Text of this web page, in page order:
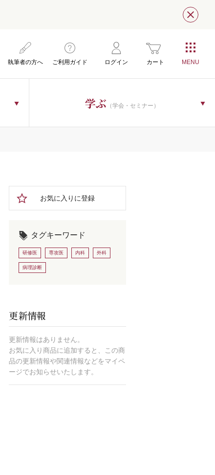
閉じ
執筆者の方へ ご利用ガイド ログイン カート
学ぶ （学会・セミナー）
お気に入りに登録
タグキーワード
研修医 専攻医 内科 外科
病理診断
更新情報
更新情報はありません。
お気に入り商品に追加すると、この商
品の更新情報や関連情報などをマイペ
ージでお知らせいたします。